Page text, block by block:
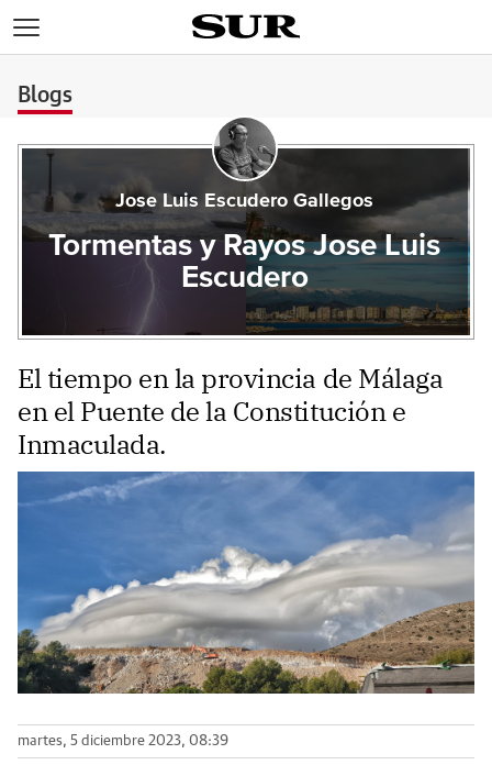
Blogs
Jose Luis Escudero Gallegos
Tormentas y Rayos Jose Luis
Escudero
El tiempo en la provincia de Málaga
en el Puente de la Constitución e
Inmaculada.
martes, 5 diciembre 2023, 08:39